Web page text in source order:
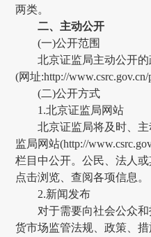
两类。
二、主动公开
(一)公开范围
北京证监局主动公开
(网址:http://
(二)公开方式
1.北京证监局网站
北京证监局将及时、
监局网站(http://
栏目中公开。公民、法人
点击浏览、查阅各项信息。
2.新闻发布
对于需要向社会公众
货市场监管法规、政策、